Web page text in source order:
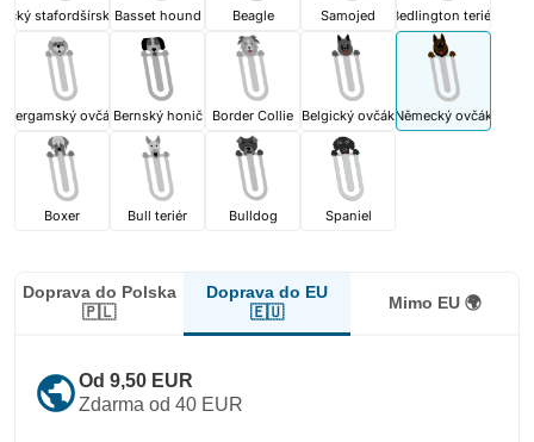
stafordšírský teriérBasset hound Beagle Samojed Bedlington teriér
Bergamský ovčákBernský honič Border Collie Belgický ovčákNěmecký ovčák
Boxer Bull teriér Bulldog Spaniel
Doprava do Polska
🇵🇱
Doprava do EU
🇪🇺
Mimo EU 🌍
publicOd 9,50 EUR
Zdarma od 40 EUR